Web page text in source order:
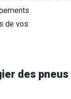
de vos
des pneus